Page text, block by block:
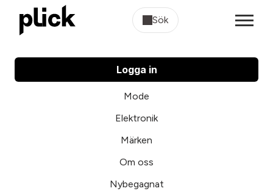
Sök
Logga in
Mode
Elektronik
Märken
Om oss
Nybegagnat